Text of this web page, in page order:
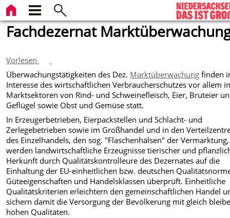
Fachdezernat
Vorlesen
Überwachungstätigkeiten des Dez. Marktüberwachung finden
Interesse des wirtschaftlichen Verbraucherschutzes vor allem
Marktsektoren von Rind- und Schweinefleisch, Eier, Bruteier
Geflügel sowie Obst und Gemüse statt.
In Erzeugerbetrieben, Eierpackstellen und Schlacht- und
Zerlegebetrieben sowie im Großhandel und in den
des Einzelhandels, den sog. "Flaschenhälsen" der Vermarktung,
werden landwirtschaftliche Erzeugnisse tierischer und
Herkunft durch Qualitätskontrolleure des Dezernates auf die
Einhaltung der EU-einheitlichen bzw. deutschen
Güteeigenschaften und Handelsklassen überprüft. Einheitliche
Qualitätskriterien erleichtern den gemeinschaftlichen Handel
sichern damit die Versorgung der Bevölkerung mit gleich
hohen Qualitäten.